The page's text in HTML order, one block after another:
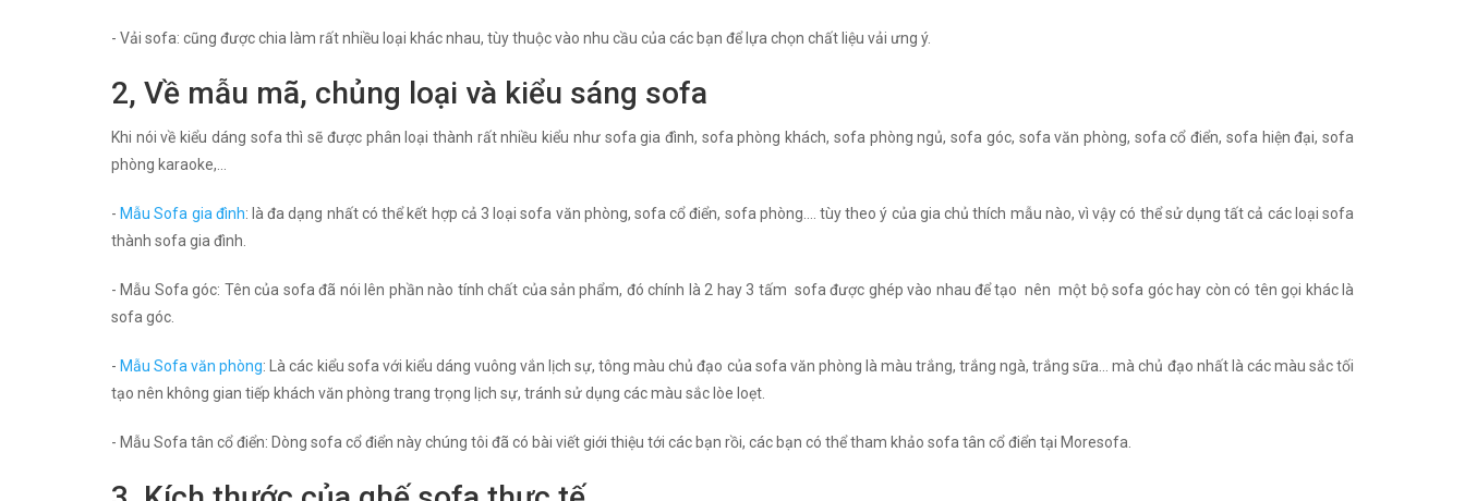
- Vải sofa: cũng được chia làm rất nhiều loại khác nhau, tùy thuộc vào nhu cầu của các bạn để lựa chọn chất liệu vải ưng ý.
2, Về mẫu mã, chủng loại và kiểu sáng sofa
Khi nói về kiểu dáng sofa thì sẽ được phân loại thành rất nhiều kiểu như sofa gia đình, sofa phòng khách, sofa phòng ngủ, sofa góc, sofa văn phòng, sofa cổ điển, sofa hiện đại, sofa
phòng karaoke,...
- Mẫu Sofa gia đình: là đa dạng nhất có thể kết hợp cả 3 loại sofa văn phòng, sofa cổ điển, sofa phòng…. tùy theo ý của gia chủ thích mẫu nào, vì vậy có thể sử dụng tất cả các loại sofa
thành sofa gia đình.
- Mẫu Sofa góc: Tên của sofa đã nói lên phần nào tính chất của sản phẩm, đó chính là 2 hay 3 tấm sofa được ghép vào nhau để tạo nên một bộ sofa góc hay còn có tên gọi khác là
sofa góc.
- Mẫu Sofa văn phòng: Là các kiểu sofa với kiểu dáng vuông vắn lịch sự, tông màu chủ đạo của sofa văn phòng là màu trắng, trắng ngà, trắng sữa… mà chủ đạo nhất là các màu sắc tối
tạo nên không gian tiếp khách văn phòng trang trọng lịch sự, tránh sử dụng các màu sắc lòe loẹt.
- Mẫu Sofa tân cổ điển: Dòng sofa cổ điển này chúng tôi đã có bài viết giới thiệu tới các bạn rồi, các bạn có thể tham khảo sofa tân cổ điển tại Moresofa.